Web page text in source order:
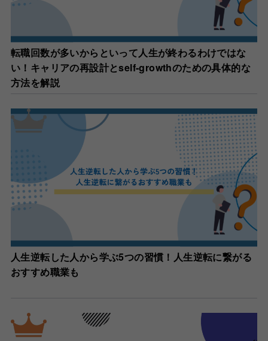
転職回数が多いからといって人生が終わるわけではな
い！キャリアの再設計とself-growthのための具体的な
方法を解説
人生逆転した人から学ぶ5つの習慣！人生逆転に繋がる
おすすめ職業も